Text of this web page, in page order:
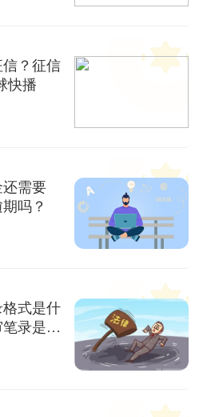
？征信
快播
需要
吗？
式是什
录是什